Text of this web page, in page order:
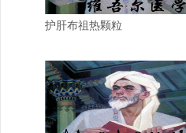
护肝布祖热颗粒